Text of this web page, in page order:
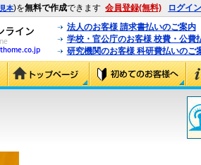
見本)を無料で作成できます 会員登録(無料) ログイン
法人のお客様 請求書払いのご案内
学校・官公庁のお客様 校費・公費
研究機関のお客様 科研費払いのご